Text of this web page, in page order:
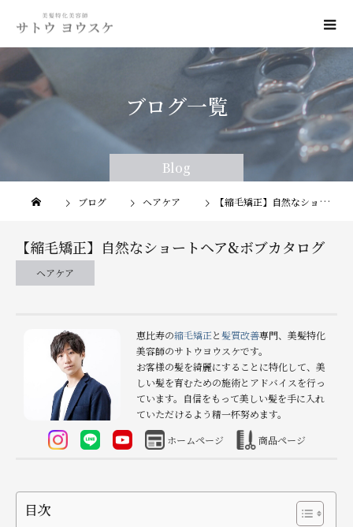
Blog
Blog
ブログ一覧
ブログ ヘアケア 【縮毛矯正】自然なショートヘア&ボブカタログ
【縮毛矯正】自然なショートヘア&ボブカタログ
ヘアケア
恵比寿の縮毛矯正と髪質改善専門、美髪特化
美容師のサトウヨウスケです。
お客様の髪を綺麗にすることに特化して、美
しい髪を育むための施術とアドバイスを行っ
ています。自信をもって美しい髪を手に入れ
ていただけるよう精一杯努めます。
ホームページ
商品ページ
目次